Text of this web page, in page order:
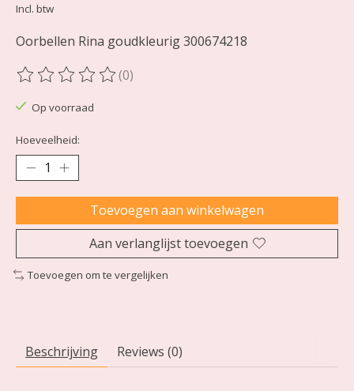
Incl. btw
Oorbellen Rina goudkleurig 300674218
De beoordeling van dit product is
(0)
Op voorraad
Hoeveelheid:
Toevoegen aan winkelwagen
Aan verlanglijst toevoegen
Toevoegen om te vergelijken
Beschrijving Reviews (0)